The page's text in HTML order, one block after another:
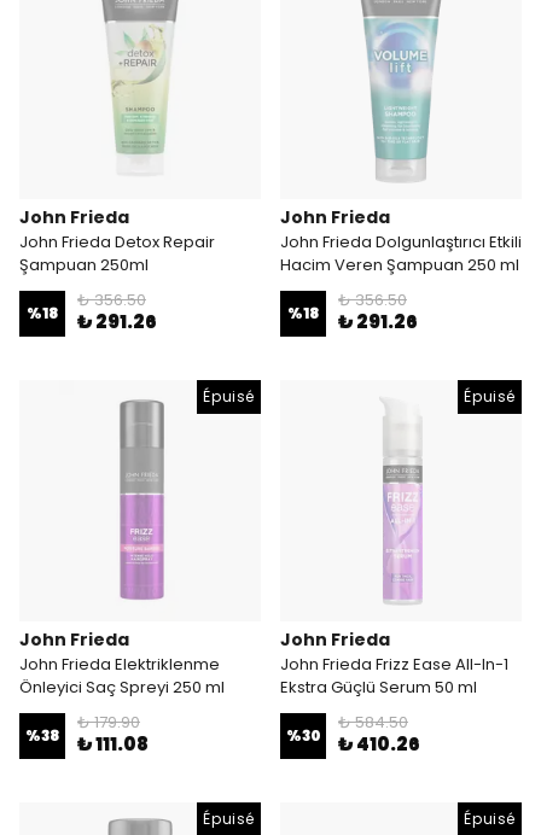
John Frieda
John Frieda Detox Repair
Şampuan 250ml
%18
₺ 356.50
₺ 291.26
John Frieda
John Frieda Dolgunlaştırıcı Etkili
Hacim Veren Şampuan 250 ml
%18
₺ 356.50
₺ 291.26
Épuisé
John Frieda
John Frieda Elektriklenme
Önleyici Saç Spreyi 250 ml
%38
₺ 179.90
₺ 111.08
Épuisé
John Frieda
John Frieda Frizz Ease All-In-1
Ekstra Güçlü Serum 50 ml
%30
₺ 584.50
₺ 410.26
Épuisé Épuisé